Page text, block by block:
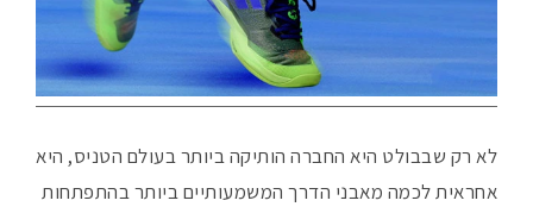
לא רק שבבולט היא החברה הותיקה ביותר בעולם הטניס, היא
אחראית לכמה מאבני הדרך המשמעותיים ביותר בהתפתחות